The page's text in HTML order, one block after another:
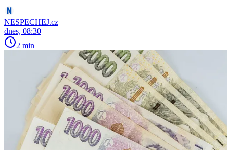
NESPECHEJ.cz
dnes, 08:30
2 min